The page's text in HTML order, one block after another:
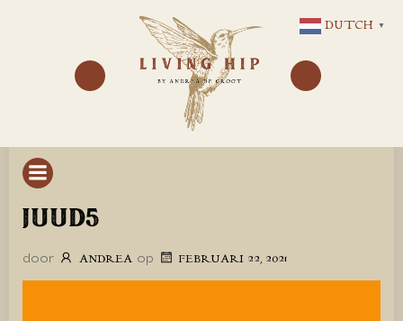
NAAR
DE
INHOUD
JUUD5
door ANDREA op FEBRUARI 22, 2021
DUTCH ▼